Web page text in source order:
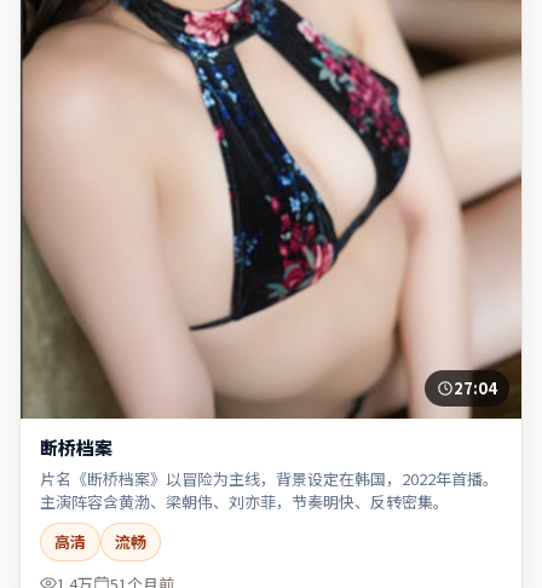
27:04
断桥档案
片名《断桥档案》以冒险为主线，背景设定在韩国，2022年首播。
主演阵容含黄渤、梁朝伟、刘亦菲，节奏明快、反转密集。
高清
流畅